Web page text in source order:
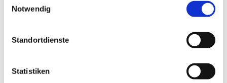
Notwendig
Standortdienste
Statistiken
physiologische Kochsalzlösung
eignet sich
Medikamente in Blutgefäße oder Augen
konzentriert, zieht sie das Wasser aus dem
umliegenden Gewebe. Dadurch bringen